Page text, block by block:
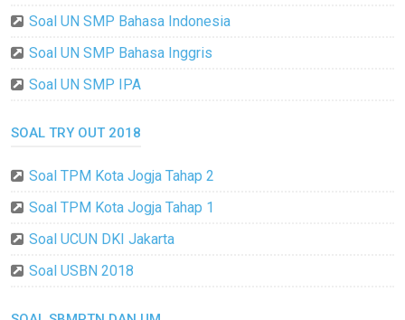
Soal UN SMP Bahasa Indonesia
Soal UN SMP Bahasa Inggris
Soal UN SMP IPA
SOAL TRY OUT 2018
Soal TPM Kota Jogja Tahap 2
Soal TPM Kota Jogja Tahap 1
Soal UCUN DKI Jakarta
Soal USBN 2018